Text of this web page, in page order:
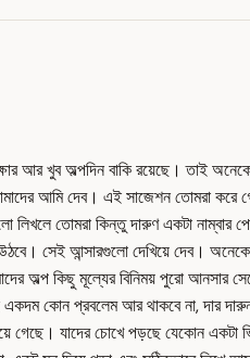
আর খুব অল্পদিন বাকি রয়েছে। তাই
আমি দেব। এই সাজেশন তোমরা
লিখলে তোমরা কিন্তু দারুণ একটা
সেই আন্সারগুলো দেখিয়ে দেব।
অল্প কিছু মূল্যের বিনিময় পুরো আনসার
একদম কোন প্রবলেম আর থাকবে না, দার
যাদের চোখে পড়ছে যেকোন একটা